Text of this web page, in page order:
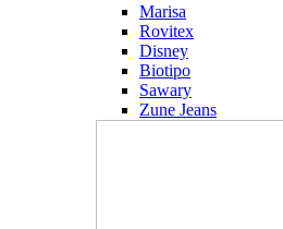
Marisa
Rovitex
Disney
Biotipo
Sawary
Zune Jeans